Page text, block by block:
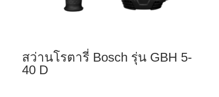
สว่านโรตารี่ Bosch รุ่น GBH 5-
40 D